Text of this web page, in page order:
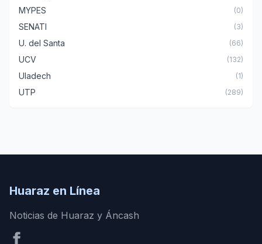
MYPES (0)
SENATI (3)
U. del Santa (66)
UCV (132)
Uladech (1)
UTP (289)
Huaraz en Línea
Noticias de Huaraz y Áncash